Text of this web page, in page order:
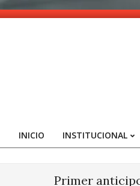
INICIO INSTITUCIONAL
Primer